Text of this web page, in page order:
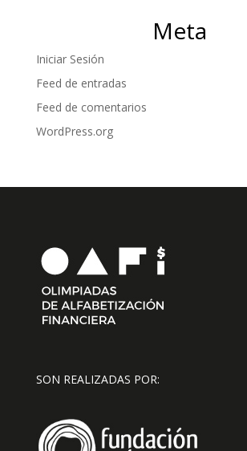
Meta
Iniciar Sesión
Feed de entradas
Feed de comentarios
WordPress.org
SON REALIZADAS POR: